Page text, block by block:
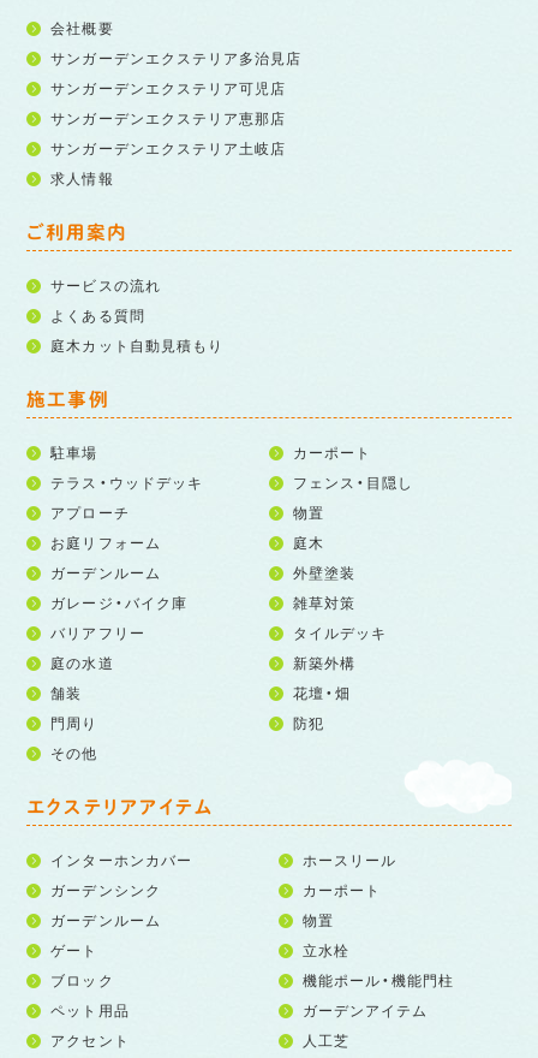
会社概要
サンガーデンエクステリア多治見店
サンガーデンエクステリア可児店
サンガーデンエクステリア恵那店
サンガーデンエクステリア土岐店
求人情報
ご利用案内
サービスの流れ
よくある質問
庭木カット自動見積もり
施工事例
駐車場
カーポート
テラス・ウッドデッキ
フェンス・目隠し
アプローチ
物置
お庭リフォーム
庭木
ガーデンルーム
外壁塗装
ガレージ・バイク庫
雑草対策
バリアフリー
タイルデッキ
庭の水道
新築外構
舗装
花壇・畑
門周り
防犯
その他
エクステリアアイテム
インターホンカバー
ホースリール
ガーデンシンク
カーポート
ガーデンルーム
物置
ゲート
立水栓
ブロック
機能ポール・機能門柱
ペット用品
ガーデンアイテム
アクセント
人工芝